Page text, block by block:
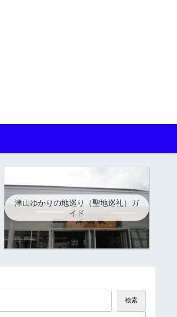
津山ゆかりの地巡り（聖地巡礼）ガ
イド
検索